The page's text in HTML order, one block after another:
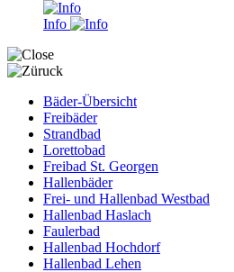
Info
Bäder-Übersicht
Freibäder
Strandbad
Lorettobad
Freibad St. Georgen
Hallenbäder
Frei- und Hallenbad Westbad
Hallenbad Haslach
Faulerbad
Hallenbad Hochdorf
Hallenbad Lehen